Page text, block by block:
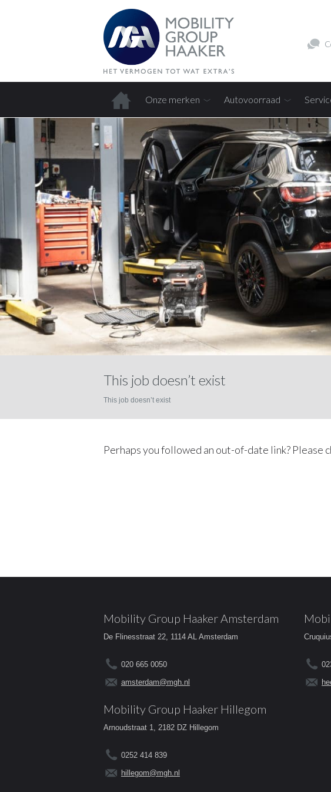
Home
Onze merken Autovoorraad
This job doesn’t exist
This job doesn’t exist
Perhaps you followed an out-of-date link? Please
Mobility Group Haaker Amsterdam
De Flinesstraat 22, 1114 AL Amsterdam
020 665 0050
amsterdam@mgh.nl
Mobility Group Haaker Hillegom
Arnoudstraat 1, 2182 DZ Hillegom
0252 414 839
hillegom@mgh.nl